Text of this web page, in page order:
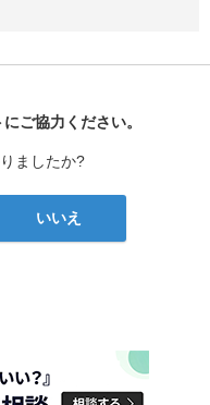
ご協力ください。
ましたか?
いいえ